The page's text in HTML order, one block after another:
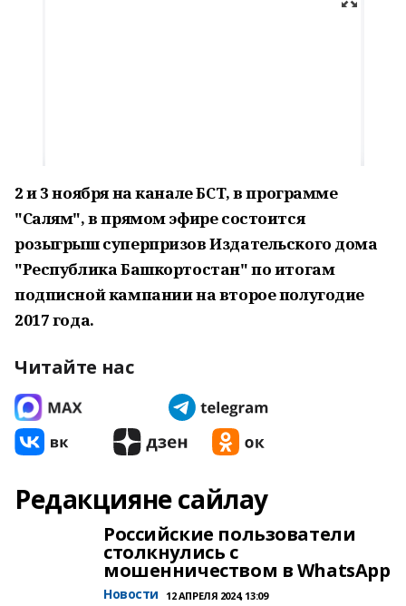
2 и 3 ноября на канале БСТ, в программе
"Салям", в прямом эфире состоится
розыгрыш суперпризов Издательского дома
"Республика Башкортостан" по итогам
подписной кампании на второе полугодие
2017 года.
Читайте нас
Редакцияне сайлау
Российские пользователи
столкнулись с
мошенничеством в WhatsApp
Новости 12 АПРЕЛЯ 2024, 13:09